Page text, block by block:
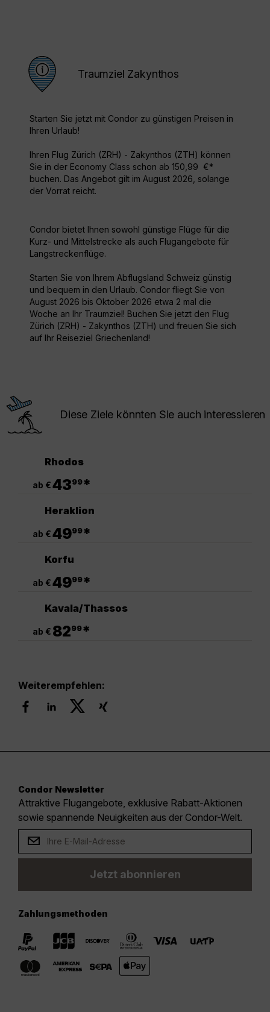
Traumziel Zakynthos
Starten Sie jetzt mit Condor zu günstigen Preisen in
Ihren Urlaub!
Ihren Flug Zürich (ZRH) - Zakynthos (ZTH) können
Sie in der Economy Class schon ab 150,99 €*
buchen. Das Angebot gilt im August 2026, solange
der Vorrat reicht.
Condor bietet Ihnen sowohl günstige Flüge für die
Kurz- und Mittelstrecke als auch Flugangebote für
Langstreckenflüge.
Starten Sie von Ihrem Abflugsland Schweiz günstig
und bequem in den Urlaub. Condor fliegt Sie von
August 2026 bis Oktober 2026 etwa 2 mal die
Woche an Ihr Traumziel! Buchen Sie jetzt den Flug
Zürich (ZRH) - Zakynthos (ZTH) und freuen Sie sich
auf Ihr Reiseziel Griechenland!
Diese Ziele könnten Sie auch interessieren
Rhodos
ab €4399*
Heraklion
ab €4999*
Korfu
ab €4999*
Kavala/Thassos
ab € 8299*
Weiterempfehlen:
Condor Newsletter
Attraktive Flugangebote, exklusive Rabatt-Aktionen
sowie spannende Neuigkeiten aus der Condor-Welt.
Jetzt abonnieren
Zahlungsmethoden